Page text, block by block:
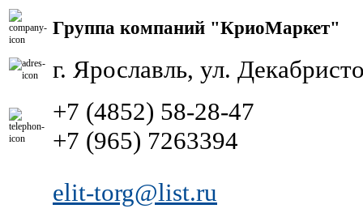
Группа компаний "КриоМаркет"
г. Ярославль, ул.
+7 (4852) 58-28-47
+7 (965) 7263394
elit-torg@list.ru